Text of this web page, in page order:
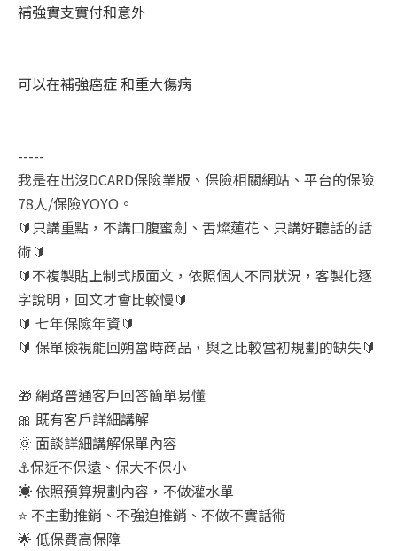
補強實支實付和意外
可以在補強癌症 和重大傷病
-----
我是在出沒DCARD保險業版、保險相關網站、平台的保險
78人/保險YOYO。
🔰只講重點，不講口腹蜜劍、舌燦蓮花、只講好聽話的話
術🔰
🔰不複製貼上制式版面文，依照個人不同狀況，客製化逐
字說明，回文才會比較慢🔰
🔰 七年保險年資🔰
🔰 保單檢視能回朔當時商品，與之比較當初規劃的缺失🔰
🎁 網路普通客戶回答簡單易懂
🎀 既有客戶詳細講解
🌞 面談詳細講解保單內容
⚓保近不保遠、保大不保小
☀️ 依照預算規劃內容，不做灌水單
⭐ 不主動推銷、不強迫推銷、不做不實話術
🌟 低保費高保障